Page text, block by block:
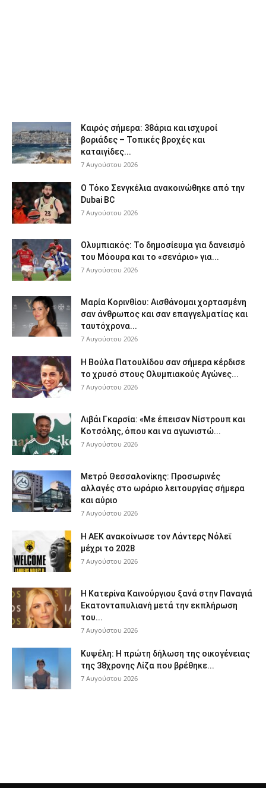
Καιρός σήμερα: 38άρια και ισχυροί
βοριάδες – Τοπικές βροχές και
καταιγίδες...
7 Αυγούστου 2026
Ο Τόκο Σενγκέλια ανακοινώθηκε από την
Dubai BC
7 Αυγούστου 2026
Ολυμπιακός: Το δημοσίευμα για δανεισμό
του Μόουρα και το «σενάριο» για...
7 Αυγούστου 2026
Μαρία Κορινθίου: Αισθάνομαι χορτασμένη
σαν άνθρωπος και σαν επαγγελματίας και
ταυτόχρονα...
7 Αυγούστου 2026
Η Βούλα Πατουλίδου σαν σήμερα κέρδισε
το χρυσό στους Ολυμπιακούς Αγώνες...
7 Αυγούστου 2026
Λιβάι Γκαρσία: «Με έπεισαν Νίστρουπ και
Κοτσόλης, όπου και να αγωνιστώ...
7 Αυγούστου 2026
Μετρό Θεσσαλονίκης: Προσωρινές
αλλαγές στο ωράριο λειτουργίας σήμερα
και αύριο
7 Αυγούστου 2026
Η ΑΕΚ ανακοίνωσε τον Λάντερς Νόλεϊ
μέχρι το 2028
7 Αυγούστου 2026
Η Κατερίνα Καινούργιου ξανά στην Παναγιά
Εκατονταπυλιανή μετά την εκπλήρωση
του...
7 Αυγούστου 2026
Κυψέλη: Η πρώτη δήλωση της οικογένειας
της 38χρονης Λίζα που βρέθηκε...
7 Αυγούστου 2026